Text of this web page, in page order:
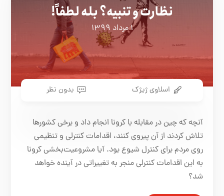
نظارت و تنبیه؟ بله لطفاً!
۱ مرداد ۱۳۹۹
اسلاوی ژیژک بدون نظر
آنچه که چین در مقابله با کرونا انجام داد و برخی کشورها
تلاش کردند از آن پیروی کنند، اقدامات کنترلی و تنظیمی
روی مردم برای کنترل شیوع بود. آیا مشروعیت‌بخشی کرونا
به این اقدامات کنترلی منجر به تغییراتی در آینده خواهد
شد؟